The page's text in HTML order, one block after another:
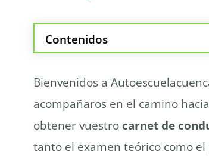
Contenidos
¿Cómo prepararse para
¿Cuáles son las maniobras
¿Cómo saber si estoy
¿Qué consejos seguir para
Bienvenidos a
acompañaros en el camino
obtener vuestro carnet de
tanto el examen teórico como